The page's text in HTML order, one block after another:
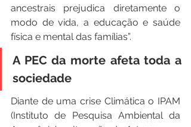
ancestrais prejudica diretamente o
modo de vida, a educação e saúde
física e mental das famílias”.
A PEC da morte afeta toda a
sociedade
Diante de uma crise Climática o IPAM
(Instituto de Pesquisa Ambiental da